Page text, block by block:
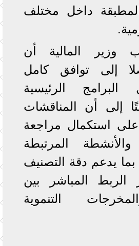
داخل مختلف
وزير المالية أن
إلى توافق كامل
الرئيسية
إلى أن المناقشات
على استكمال مراجعة
المرتبطة
بما يدعم دقة التصنيف
الربط المباشر بين
التنموية